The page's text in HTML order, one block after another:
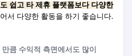
쉽고 타 제휴 플랫폼보다 다양한
서 다양한 활동을 하기 좋습니다.
큼 수익적 측면에서도 많이